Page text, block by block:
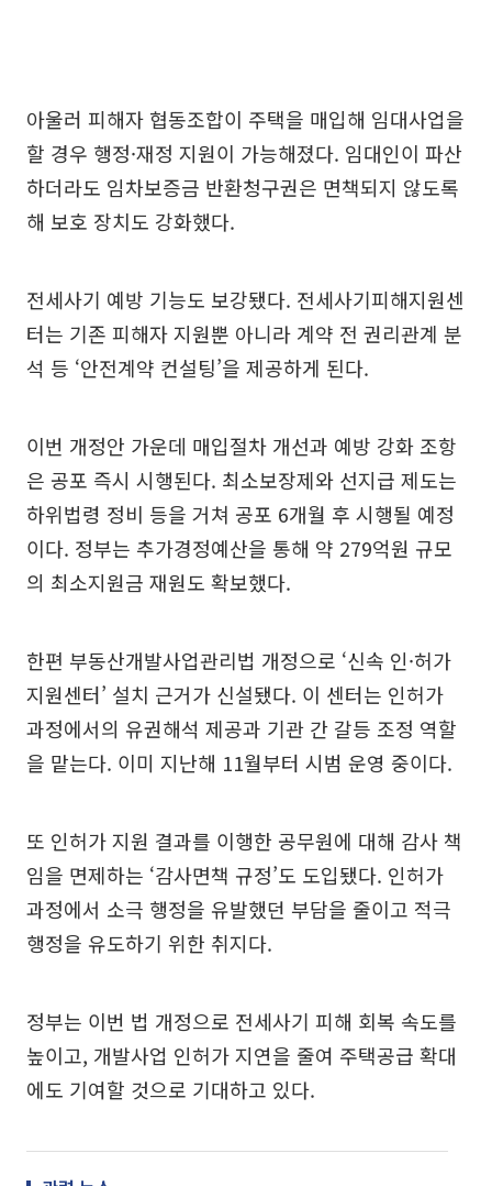
아울러 피해자 협동조합이 주택을 매입해 임대사업을
할 경우 행정·재정 지원이 가능해졌다. 임대인이 파산
하더라도 임차보증금 반환청구권은 면책되지 않도록
해 보호 장치도 강화했다.
전세사기 예방 기능도 보강됐다. 전세사기피해지원센
터는 기존 피해자 지원뿐 아니라 계약 전 권리관계 분
석 등 ‘안전계약 컨설팅’을 제공하게 된다.
이번 개정안 가운데 매입절차 개선과 예방 강화 조항
은 공포 즉시 시행된다. 최소보장제와 선지급 제도는
하위법령 정비 등을 거쳐 공포 6개월 후 시행될 예정
이다. 정부는 추가경정예산을 통해 약 279억원 규모
의 최소지원금 재원도 확보했다.
한편 부동산개발사업관리법 개정으로 ‘신속 인·허가
지원센터’ 설치 근거가 신설됐다. 이 센터는 인허가
과정에서의 유권해석 제공과 기관 간 갈등 조정 역할
을 맡는다. 이미 지난해 11월부터 시범 운영 중이다.
또 인허가 지원 결과를 이행한 공무원에 대해 감사 책
임을 면제하는 ‘감사면책 규정’도 도입됐다. 인허가
과정에서 소극 행정을 유발했던 부담을 줄이고 적극
행정을 유도하기 위한 취지다.
정부는 이번 법 개정으로 전세사기 피해 회복 속도를
높이고, 개발사업 인허가 지연을 줄여 주택공급 확대
에도 기여할 것으로 기대하고 있다.